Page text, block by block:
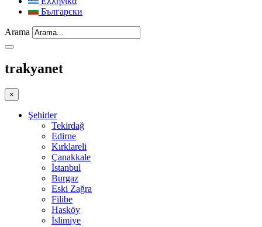
Български
Arama
trakyanet
×
Şehirler
Tekirdağ
Edirne
Kırklareli
Çanakkale
İstanbul
Burgaz
Eski Zağra
Filibe
Hasköy
İslimiye